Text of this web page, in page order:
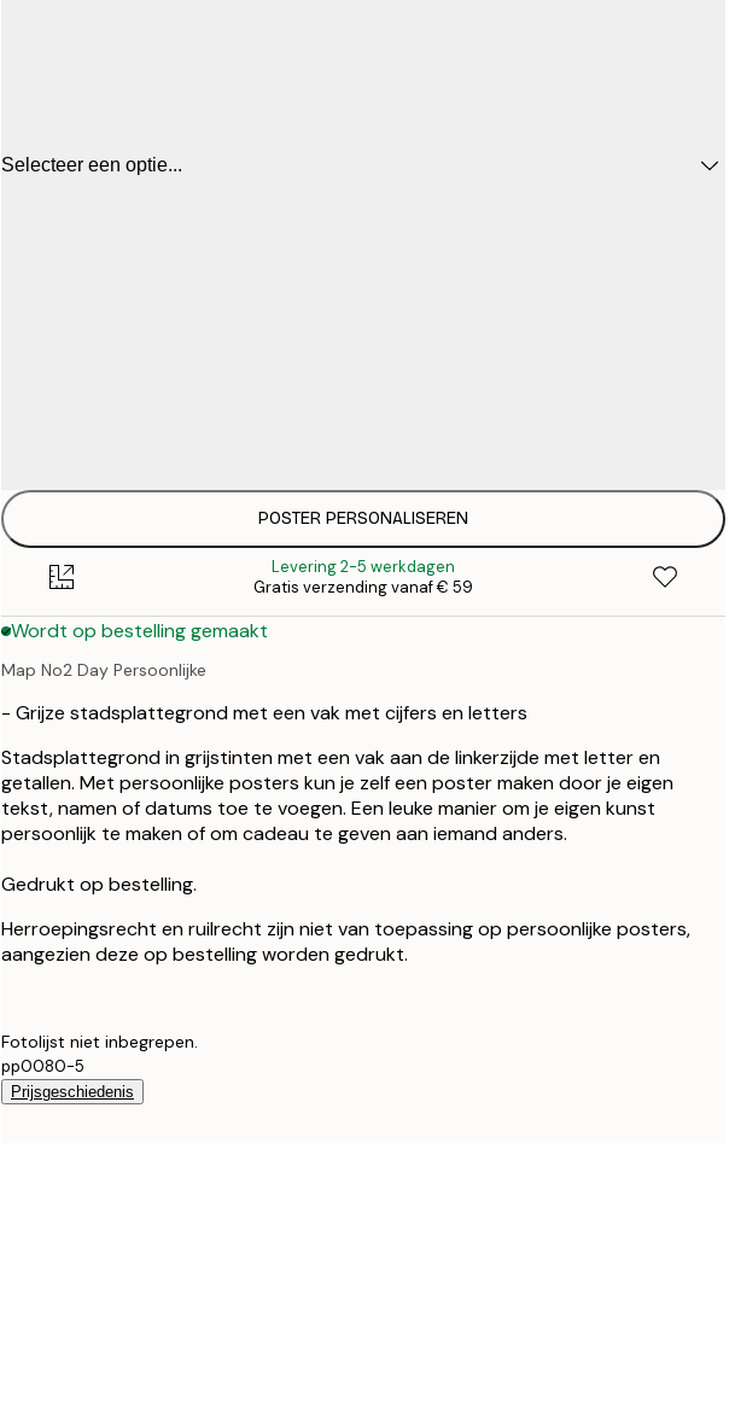
Selecteer een optie...
€
50x70 cm
POSTER PERSONALISEREN
Levering 2-5 werkdagen
Gratis verzending vanaf € 59
Wordt op bestelling gemaakt
Map No2 Day Persoonlijke
- Grijze stadsplattegrond met een vak met cijfers en letters
Stadsplattegrond in grijstinten met een vak aan de linkerzijde met letter en
getallen. Met persoonlijke posters kun je zelf een poster maken door je eigen
tekst, namen of datums toe te voegen. Een leuke manier om je eigen kunst
persoonlijk te maken of om cadeau te geven aan iemand anders.
Gedrukt op bestelling.
Herroepingsrecht en ruilrecht zijn niet van toepassing op persoonlijke posters,
aangezien deze op bestelling worden gedrukt.
Fotolijst niet inbegrepen.
pp0080-5
Prijsgeschiedenis